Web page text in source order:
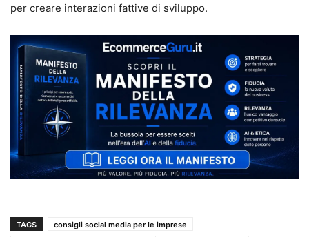
per creare interazioni fattive di sviluppo.
TAGS
consigli social media per le imprese